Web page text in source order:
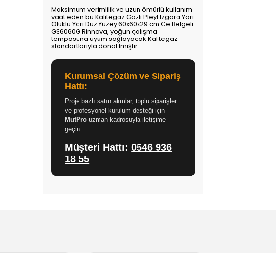
Maksimum verimlilik ve uzun ömürlü kullanım
vaat eden bu Kalitegaz Gazlı Pleyt Izgara Yarı
Oluklu Yarı Düz Yüzey 60x60x29 cm Ce Belgeli
GS6060G Rinnova, yoğun çalışma
temposuna uyum sağlayacak Kalitegaz
standartlarıyla donatılmıştır.
Kurumsal Çözüm ve Sipariş
Hattı:
Proje bazlı satın alımlar, toplu siparişler
ve profesyonel kurulum desteği için
MutPro uzman kadrosuyla iletişime
geçin:
Müşteri Hattı:0546 936
18 55